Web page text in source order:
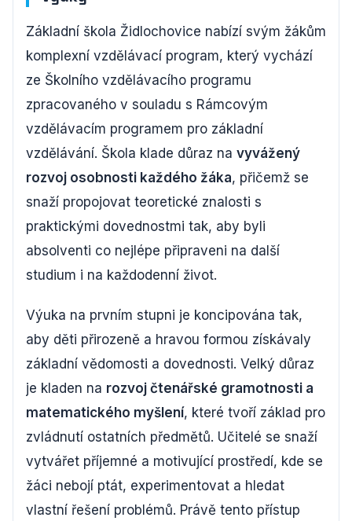
Základní škola Židlochovice nabízí svým žákům
komplexní vzdělávací program, který vychází
ze Školního vzdělávacího programu
zpracovaného v souladu s Rámcovým
vzdělávacím programem pro základní
vzdělávání. Škola klade důraz na vyvážený
rozvoj osobnosti každého žáka, přičemž se
snaží propojovat teoretické znalosti s
praktickými dovednostmi tak, aby byli
absolventi co nejlépe připraveni na další
studium i na každodenní život.
Výuka na prvním stupni je koncipována tak,
aby děti přirozeně a hravou formou získávaly
základní vědomosti a dovednosti. Velký důraz
je kladen na rozvoj čtenářské gramotnosti a
matematického myšlení, které tvoří základ pro
zvládnutí ostatních předmětů. Učitelé se snaží
vytvářet příjemné a motivující prostředí, kde se
žáci nebojí ptát, experimentovat a hledat
vlastní řešení problémů. Právě tento přístup